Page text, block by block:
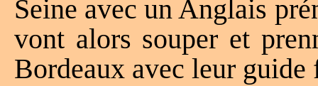
Seine avec un Anglais
vont alors souper et
Bordeaux avec leur guide